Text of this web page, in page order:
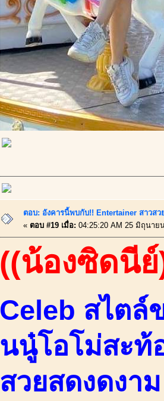
ตอบ: อังคารนี้พบกับ!! Entertainer สาวส
« ตอบ #19 เมื่อ: 04:25:20 AM 25 มิถุนาย
((น้องซิดนี
Celeb สไตล์
นนู๋โอโม่สะท้
สวยสดงดงา